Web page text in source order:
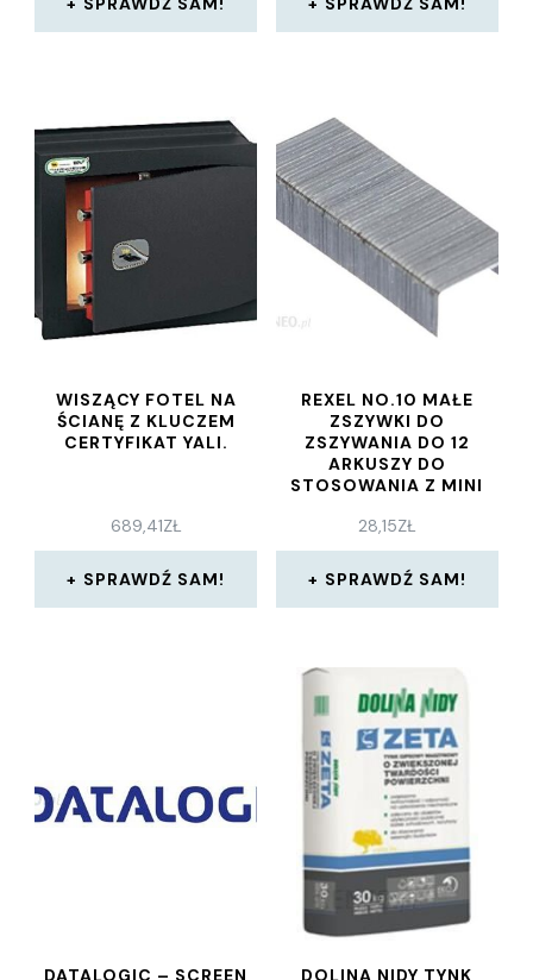
WISZĄCY FOTEL NA
ŚCIANĘ Z KLUCZEM
CERTYFIKAT YALI.
689,41ZŁ
SPRAWDŹ SAM!
REXEL NO.10 MAŁE
ZSZYWKI DO
ZSZYWANIA DO 12
ARKUSZY DO
STOSOWANIA Z MINI
PUDEŁKO 5000 6005
28,15ZŁ
SPRAWDŹ SAM!
DATALOGIC – SCREEN DOLINA NIDY TYNK